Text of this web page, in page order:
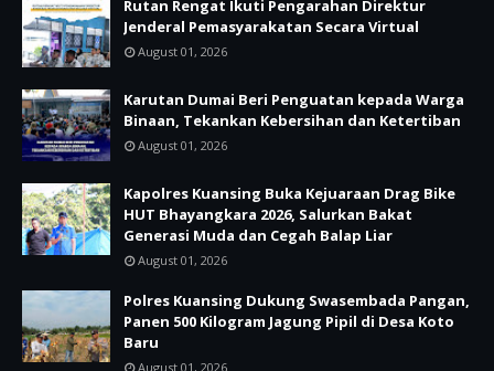
Rutan Rengat Ikuti Pengarahan Direktur
Jenderal Pemasyarakatan Secara Virtual
August 01, 2026
Karutan Dumai Beri Penguatan kepada Warga
Binaan, Tekankan Kebersihan dan Ketertiban
August 01, 2026
Kapolres Kuansing Buka Kejuaraan Drag Bike
HUT Bhayangkara 2026, Salurkan Bakat
Generasi Muda dan Cegah Balap Liar
August 01, 2026
Polres Kuansing Dukung Swasembada Pangan,
Panen 500 Kilogram Jagung Pipil di Desa Koto
Baru
August 01, 2026